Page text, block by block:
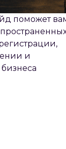
поможет
и